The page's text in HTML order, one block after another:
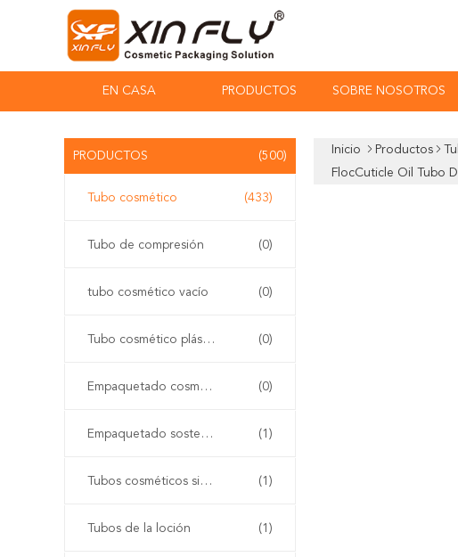
EN CASA PRODUCTOS SOBRE NOSOTROS
PRODUCTOS (500)
Tubo cosmético (433)
Tubo de compresión (0)
tubo cosmético vacío (0)
Tubo cosmético plástico (0)
Empaquetado cosmético del tubo (0)
Empaquetado sostenible (1)
Tubos cosméticos sin aire (1)
Tubos de la loción (1)
Inicio Productos
FlocCuticle Oil Tubo